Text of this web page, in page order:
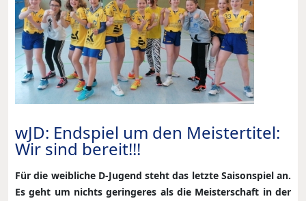
wJD: Endspiel um den Meistertitel:
Wir sind bereit!!!
Für die weibliche D-Jugend steht das letzte Saisonspiel an.
Es geht um nichts geringeres als die Meisterschaft in der